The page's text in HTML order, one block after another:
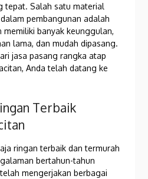
tepat. Salah satu material
pembangunan adalah
memiliki banyak keunggulan,
lama, dan mudah dipasang.
jasa pasang rangka atap
Anda telah datang ke
Terbaik
ringan terbaik dan termurah
bertahun-tahun
mengerjakan berbagai